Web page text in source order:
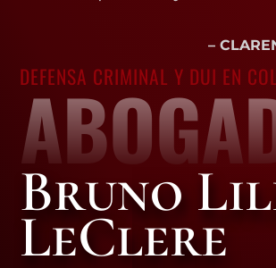
DEFENSA CRIMINAL Y DUI EN
Bruno
LeClere
–